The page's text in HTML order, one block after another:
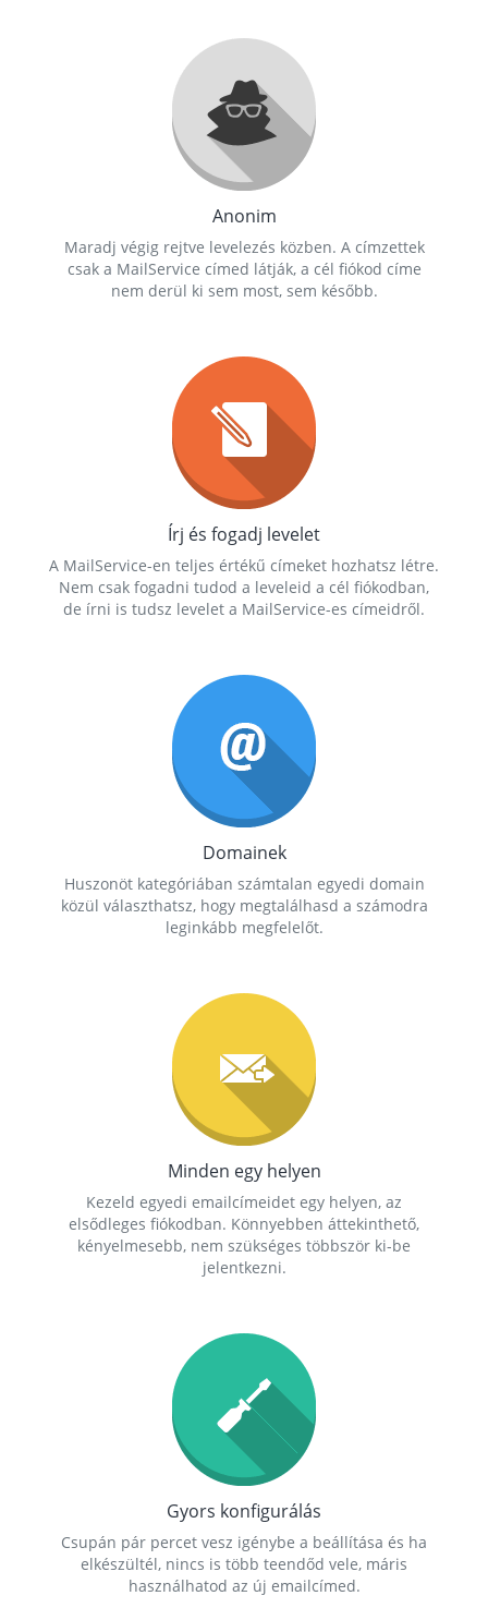
Anonim
Maradj végig rejtve levelezés közben. A címzettek
csak a MailService címed látják, a cél fiókod címe
nem derül ki sem most, sem később.
Írj és fogadj levelet
A MailService-en teljes értékű címeket hozhatsz létre.
Nem csak fogadni tudod a leveleid a cél fiókodban,
de írni is tudsz levelet a MailService-es címeidről.
Domainek
Huszonöt kategóriában számtalan egyedi domain
közül választhatsz, hogy megtalálhasd a számodra
leginkább megfelelőt.
Minden egy helyen
Kezeld egyedi emailcímeidet egy helyen, az
elsődleges fiókodban. Könnyebben áttekinthető,
kényelmesebb, nem szükséges többször ki-be
jelentkezni.
Gyors konfigurálás
Csupán pár percet vesz igénybe a beállítása és ha
elkészültél, nincs is több teendőd vele, máris
használhatod az új emailcímed.